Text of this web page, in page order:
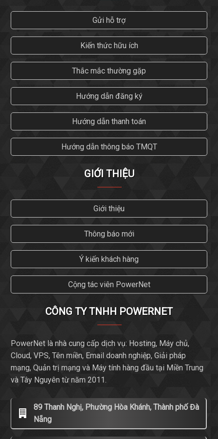
Gửi hỗ trợ
Kiến thức hữu ích
Thắc mắc thường gặp
Hướng dẫn đăng ký
Hướng dẫn thanh toán
Hướng dẫn thông báo TMQT
GIỚI THIỆU
Giới thiệu
Thông báo mới
Ý kiến khách hàng
Cộng tác viên PowerNet
CÔNG TY TNHH POWERNET
PowerNet là nhà cung cấp dịch vụ: Hosting, Máy chủ,
Cloud, VPS, Tên miền, Email doanh nghiệp, Giải pháp
mạng, Quản trị mạng và Máy tính hàng đầu tại Miền Trung
và Tây Nguyên từ năm 2011.
89 Thanh Nghị, Phường Hòa Khánh, Thành phố Đà
Nẵng